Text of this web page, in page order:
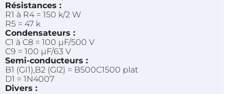
Résistances :
R1 à R4 = 150 k/2 W
R5 = 47 k
Condensateurs :
C1 à C8 = 100 µF/500 V
C9 = 100 µF/63 V
Semi-conducteurs :
B1 (GI1),B2 (Gl2) = B500C1500 plat
D1 = 1N4007
Divers :